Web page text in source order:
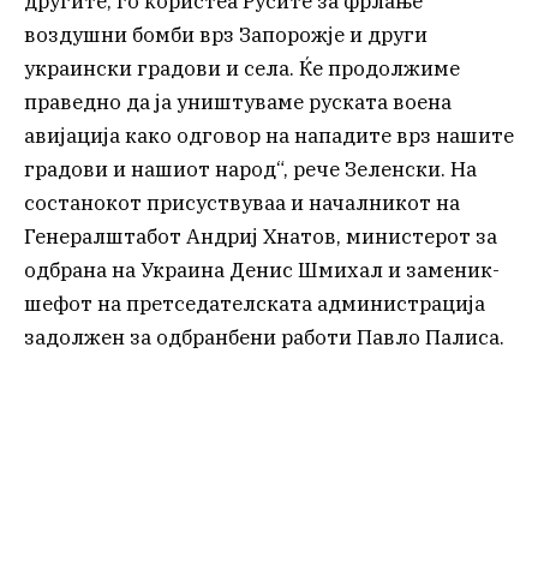
воздушни бомби врз Запорожје и други
украински градови и села. Ќе продолжиме
праведно да ја уништуваме руската воена
авијација како одговор на нападите врз нашите
градови и нашиот народ“, рече Зеленски. На
состанокот присуствуваа и началникот на
Генералштабот Андриј Хнатов, министерот за
одбрана на Украина Денис Шмихал и заменик-
шефот на претседателската администрација
задолжен за одбранбени работи Павло Палиса.